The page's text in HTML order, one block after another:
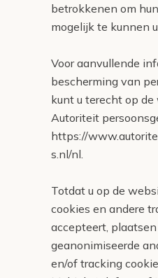
betrokkenen om
mogelijk te kunnen
Voor aanvullende
bescherming van
kunt u terecht op
Autoriteit
https://
s.nl/nl.
Totdat u op de
cookies en andere
accepteert,
geanonimiseerde
en/of tracking